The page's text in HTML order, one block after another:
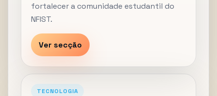
fortalecer a comunidade estudantil do
NFIST.
Ver secção
TECNOLOGIA